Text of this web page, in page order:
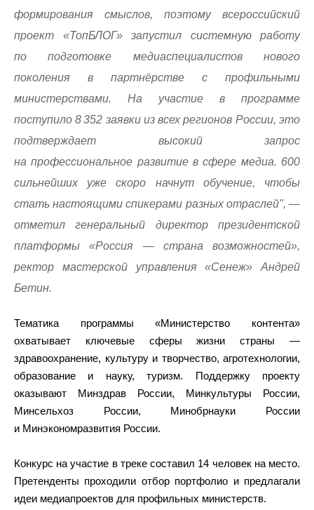
формирования смыслов, поэтому всероссийский
проект «ТопБЛОГ» запустил системную работу
по подготовке медиаспециалистов нового
поколения в партнёрстве с профильными
министерствами. На участие в программе
поступило 8 352 заявки из всех регионов России, это
подтверждает высокий запрос
на профессиональное развитие в сфере медиа. 600
сильнейших уже скоро начнут обучение, чтобы
стать настоящими спикерами разных отраслей", —
отметил генеральный директор президентской
платформы «Россия — страна возможностей»,
ректор мастерской управления «Сенеж» Андрей
Бетин.
Тематика программы «Министерство контента»
охватывает ключевые сферы жизни страны —
здравоохранение, культуру и творчество, агротехнологии,
образование и науку, туризм. Поддержку проекту
оказывают Минздрав России, Минкультуры России,
Минсельхоз России, Минобрнауки России
и Минэкономразвития России.
Конкурс на участие в треке составил 14 человек на место.
Претенденты проходили отбор портфолио и предлагали
идеи медиапроектов для профильных министерств.